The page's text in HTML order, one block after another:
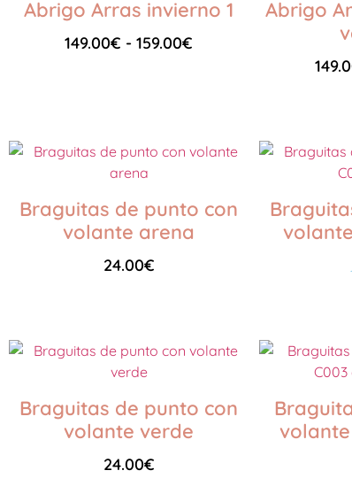
Abrigo Arras invierno 1
149.00€ - 159.00€
Abrigo
Braguitas de punto con
volante arena
24.00€
Braguitas de punto con
volante verde
24.00€